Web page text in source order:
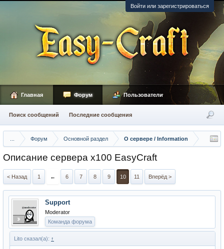
Войти или зарегистрироваться
Форум Основной раздел О сервере / Information
Описание сервера х100 EasyCraft
< Назад 1 ← 6 7 8 9 10 11 Вперёд >
Support
Moderator
Команда форума
Lito сказал(а): ↑
Главная Форум
Поиск сообщений Последние сообщения
Пользователи